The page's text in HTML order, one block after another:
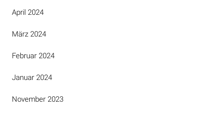
April 2024
März 2024
Februar 2024
Januar 2024
November 2023